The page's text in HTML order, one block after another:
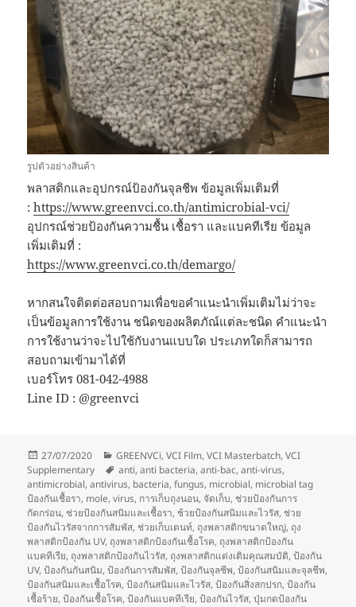
รูปตัวอย่างสินค้า
พลาสติกและอุปกรณ์ป้องกันจุลชีพ ข้อมูลเพิ่มเติมที่
:https://www.greenvci.co.th/antimicrobial-vci/
อุปกรณ์ช่วยป้องกันความชื้น เชื้อรา และแบคทีเรีย ข้อมูล
เพิ่มเติมที่ :
https://www.greenvci.co.th/demargo/
หากสนใจติดต่อสอบถามเพื่อขอคำแนะนำเพิ่มเติมไม่ว่าจะ
เป็นข้อมูลการใช้งาน ชนิดของผลิตภัณ์แต่ละชนิด คำแนะนำ
การใช้งานว่าจะไปใช้กับงานแบบใด ประเภทใดก็สามารถ
สอบถามเข้ามาได้ที่
เบอร์โทร 081-042-4988
Line ID : @greenvci
Posted
on
27/07/2020 Categories
GREENVCi,VCI Film,VCI Masterbatch,VCI
Supplementary
Tags
anti,anti bacteria,anti-bac,anti-virus,
antimicrobial,antivirus, bacteria,fungus, microbial, microbial tag
ป้องกันเชื้อรา, mole,virus, การเก็บถุงนอน, จัดเก็บ, ช่วยป้องกันการ
กัดกร่อน, ช่วยป้องกันสนิมและเชื้อรา, ช้วยป้องกันสนิมและไวรัส, ช่วย
ป้องกันไวรัสจากการสัมพัส, ช่วยเก็บเตนท์, ถุงพลาสติกขนาดใหญ่, ถุง
พลาสติกป้องกัน UV, ถุงพลาสติกป้องกันเชื้อโรค, ถุงพลาสติกป้องกัน
แบคทีเรีย, ถุงพลาสติกป้องกันไวรัส, ถุงพลาสติกแต่งเติมคุณสมบัติ,ป้องกัน
UV,ป้องกันกันสนิม,ป้องกันการสัมพัส,ป้องกันจุลชีพ,ป้องกันสนิมและจุลชีพ,
ป้องกันสนิมและเชื้อโรค,ป้องกันสนิมและไวรัส,ป้องกันสิ่งสกปรก,ป้องกัน
เชื้อร้าย,ป้องกันเชื้อโรค,ป้องกันแบคทีเรีย,ป้องกันไวรัส,ปุ่มกดป้องกัน